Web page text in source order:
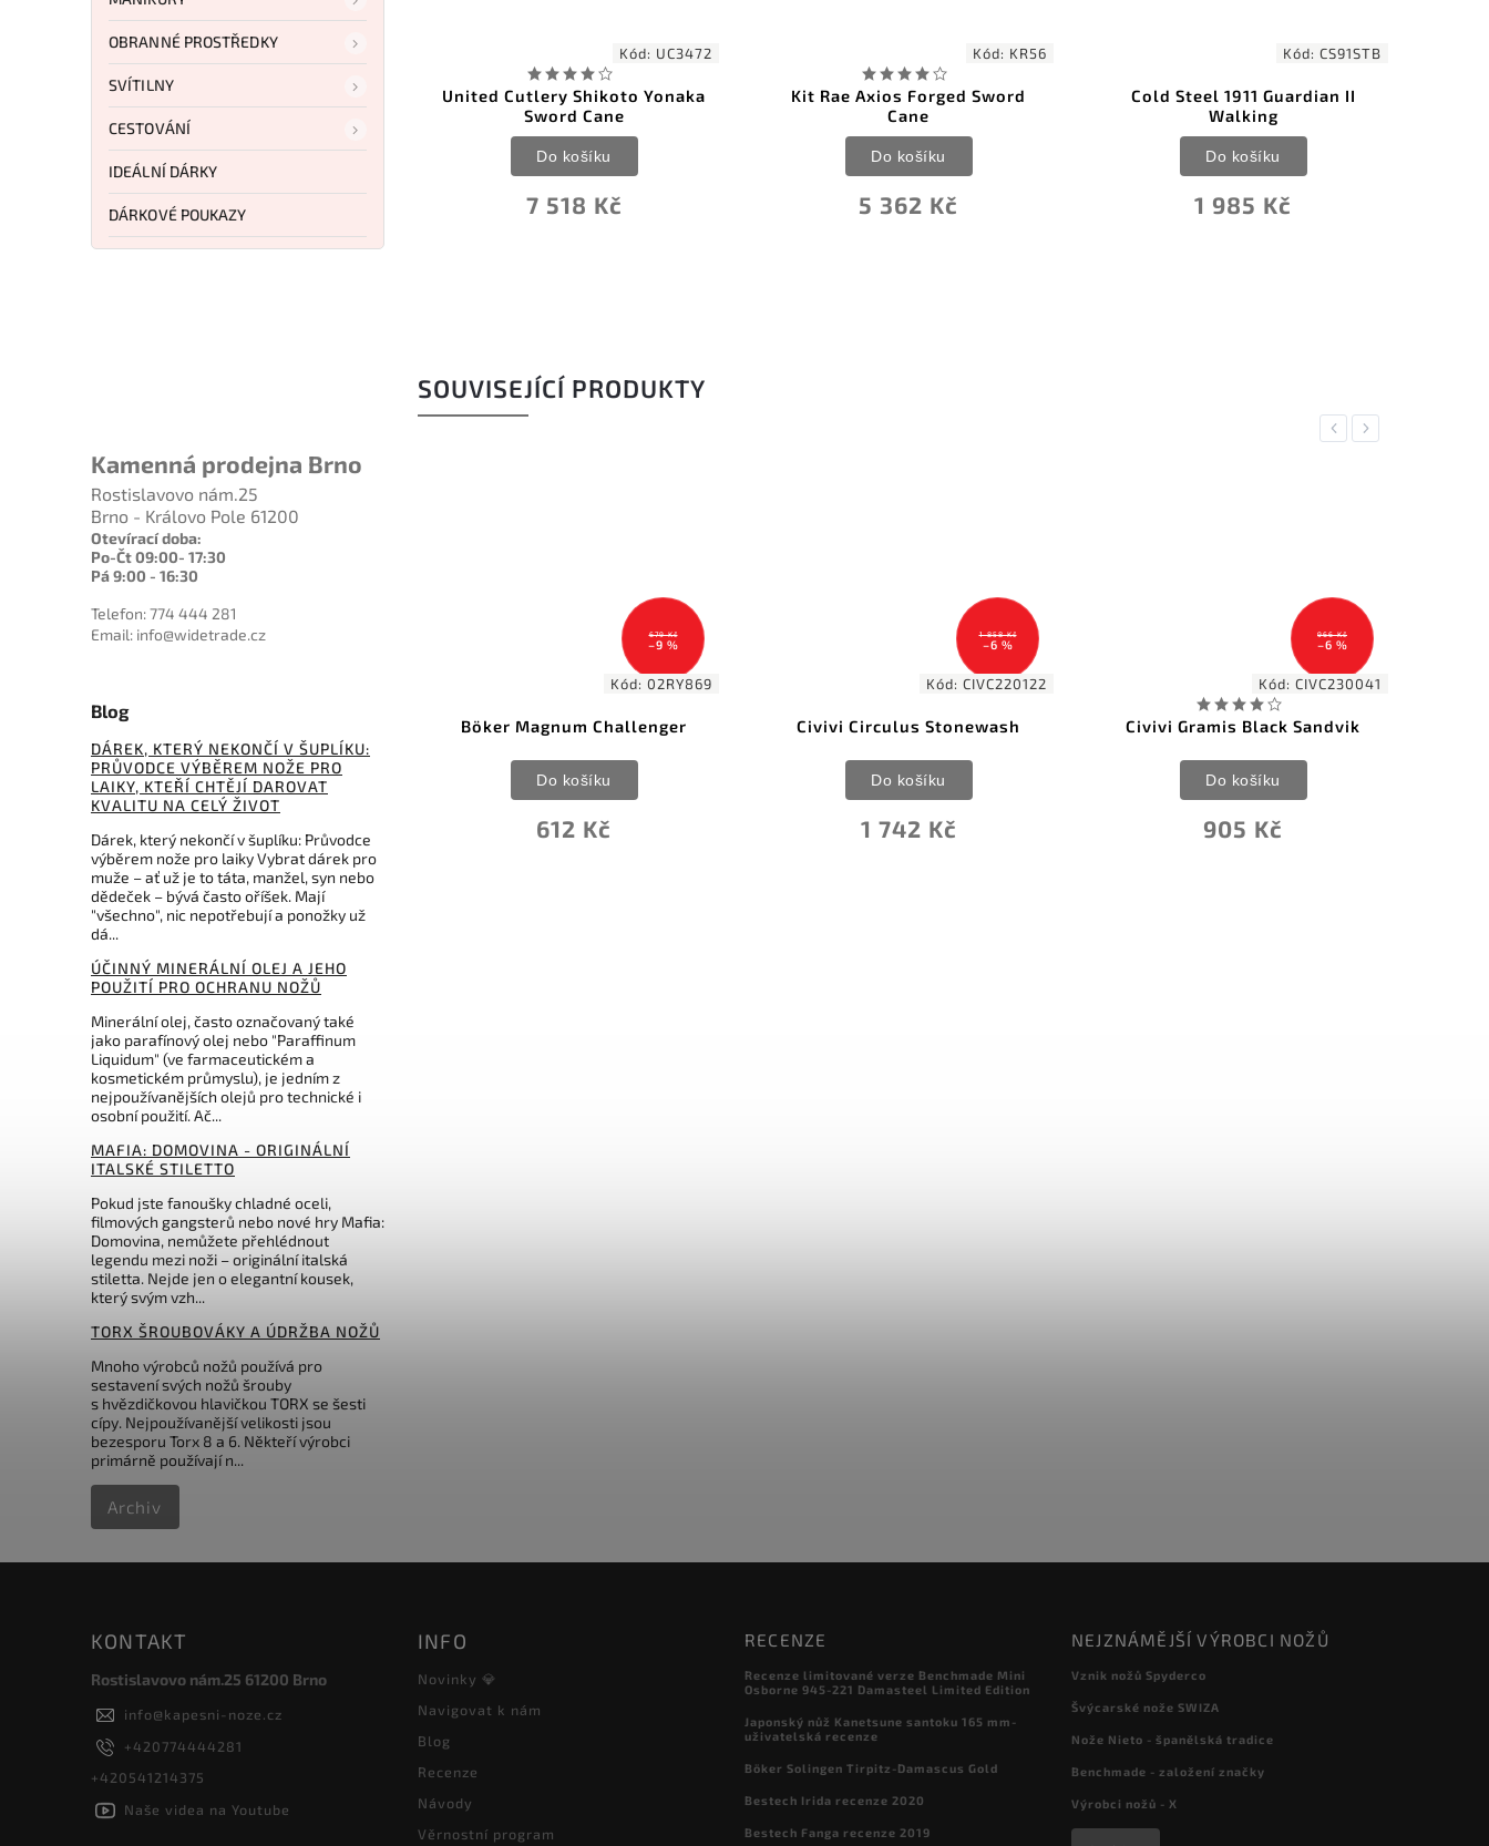
OBRANNÉ PROSTŘEDKY
SVÍTILNY
CESTOVÁNÍ
IDEÁLNÍ DÁRKY
DÁRKOVÉ POUKAZY
Kamenná prodejna Brno
Rostislavovo nám.25
Brno - Královo Pole 61200
Otevírací doba:
Po-Čt 09:00- 17:30
Pá 9:00 - 16:30
Telefon: 774 444 281
Email: info@widetrade.cz
Blog
DÁREK, KTERÝ NEKONČÍ V ŠUPLÍKU:
PRŮVODCE VÝBĚREM NOŽE PRO
LAIKY, KTEŘÍ CHTĚJÍ DAROVAT
KVALITU NA CELÝ ŽIVOT
Dárek, který nekončí v šuplíku: Průvodce
výběrem nože pro laiky Vybrat dárek pro
muže – ať už je to táta, manžel, syn nebo
dědeček – bývá často oříšek. Mají
"všechno", nic nepotřebují a ponožky už
dá...
ÚČINNÝ MINERÁLNÍ OLEJ A JEHO
POUŽITÍ PRO OCHRANU NOŽŮ
Minerální olej, často označovaný také
jako parafínový olej nebo "Paraffinum
Liquidum" (ve farmaceutickém a
kosmetickém průmyslu), je jedním z
nejpoužívanějších olejů pro technické i
osobní použití. Ač...
MAFIA: DOMOVINA - ORIGINÁLNÍ
ITALSKÉ STILETTO
Pokud jste fanoušky chladné oceli,
filmových gangsterů nebo nové hry Mafia:
Domovina, nemůžete přehlédnout
legendu mezi noži – originální italská
stiletta. Nejde jen o elegantní kousek,
který svým vzh...
TORX ŠROUBOVÁKY A ÚDRŽBA NOŽŮ
Mnoho výrobců nožů používá pro
sestavení svých nožů šrouby
s hvězdičkovou hlavičkou TORX se šesti
cípy. Nejpoužívanější velikosti jsou
bezesporu Torx 8 a 6. Někteří výrobci
primárně používají n...
Archiv
Kód:UC2636
United Cutlery Rurousha
Forged Gentlemans Sword
Cane Damascus
7 179 Kč
Do košíku
UC3472
United Cutlery Shikoto Yonaka
Sword Cane
7 518 Kč
Do košíku
Kit Rae Axios Forged Sword
5 362 Kč
Do košíku
CS91STB
Cold Steel 1911 Guardian II
1 985 Kč
Do košíku
SOUVISEJÍCÍ PRODUKTY
Previous
Spyderco Swick 6 Fixed Blade
CFB14P6
4 391 Kč
Do košíku
679 Kč
–9 %
02RY869
Böker Magnum Challenger
612 Kč
Do košíku
1 858 Kč
–6 %
CIVC220122
Civivi Circulus Stonewash
1 742 Kč
Do košíku
966 Kč
–6 %
CIVC230041
Civivi Gramis Black Sandvik
905 Kč
Do košíku
Next
KONTAKT
Rostislavovo nám.25 61200 Brno
info@kapesni-noze.cz
+420774444281
+420541214375
Naše videa na Youtube
INFO
Novinky 💎
Navigovat k nám
Blog
Recenze
Návody
Věrnostní program
RECENZE
Recenze limitované verze Benchmade Mini
Osborne 945-221 Damasteel Limited Edition
Japonský nůž Kanetsune santoku 165 mm-
uživatelská recenze
Böker Solingen Tirpitz-Damascus Gold
Bestech Irida recenze 2020
Bestech Fanga recenze 2019
NEJZNÁMĚJŠÍ VÝROBCI NOŽŮ
Vznik nožů Spyderco
Švýcarské nože SWIZA
Nože Nieto - španělská tradice
Benchmade - založení značky
Výrobci nožů - X